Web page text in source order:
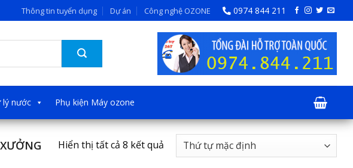
Thông tin tuyển dụng Dự án Công nghệ OZONE 0974 844 211
lý nước Phụ kiện Máy ozone
Hiển thị tất cả 8 kết quả